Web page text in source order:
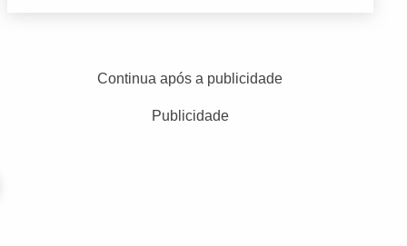
Continua após a publicidade
Publicidade